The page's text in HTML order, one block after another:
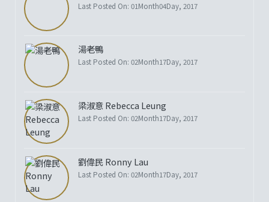
Last Posted On: 01Month04Day, 2017
湯老鴨
Last Posted On: 02Month17Day, 2017
梁淑意 Rebecca Leung
Last Posted On: 02Month17Day, 2017
劉偉民 Ronny Lau
Last Posted On: 02Month17Day, 2017